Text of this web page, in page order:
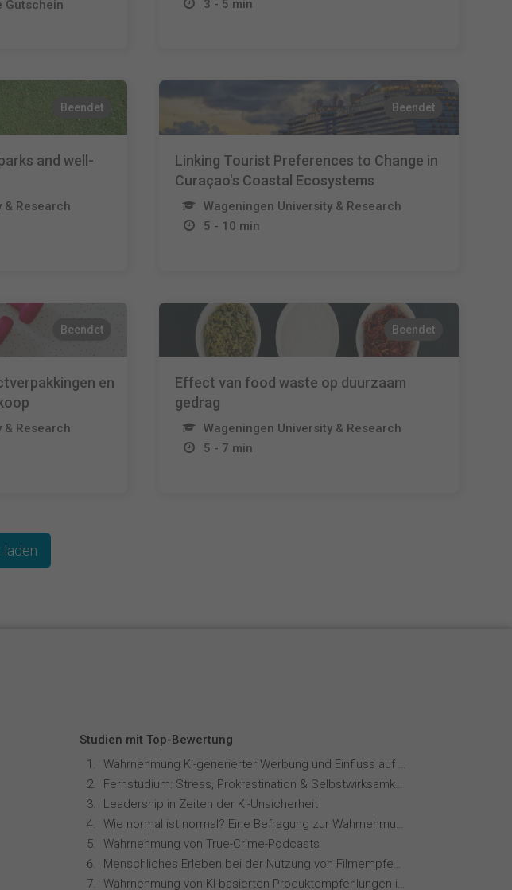
Gutschein
3 - 5 min
Beendet
and well-
& Research
Beendet
Linking Tourist Preferences to Change in
Curaçao's Coastal Ecosystems
Wageningen University & Research
5 - 10 min
Beendet
en
& Research
Beendet
Effect van food waste op duurzaam
gedrag
Wageningen University & Research
5 - 7 min
laden
Studien mit Top-Bewertung
Wahrnehmung KI-generierter Werbung und Einfluss auf Markenvertrauen
Fernstudium: Stress, Prokrastination & Selbstwirksamkeit
Leadership in Zeiten der KI-Unsicherheit
Wie normal ist normal? Eine Befragung zur Wahrnehmung von Essverhalten
Wahrnehmung von True-Crime-Podcasts
Menschliches Erleben bei der Nutzung von Filmempfehlungssystemen
Wahrnehmung von KI-basierten Produktempfehlungen in Mode-Online-Shops